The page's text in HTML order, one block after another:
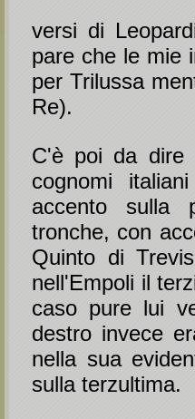
versi di
pare che le mie
per Trilussa
Re).
C'è poi da dire
cognomi
accento sulla
tronche, con
Quinto di
nell'Empoli il
caso pure lui
destro invece
nella sua
sulla terzultima.